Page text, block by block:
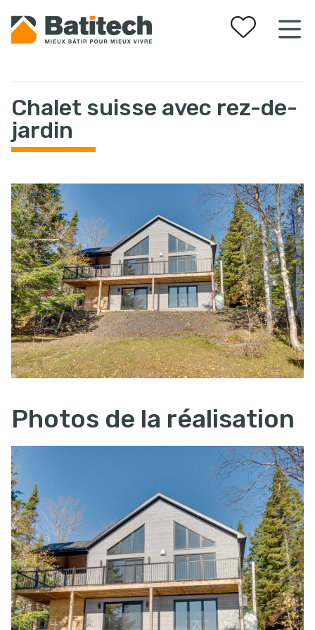
Vos favoris
Chalet suisse avec rez-de-
jardin
Photos de la réalisation